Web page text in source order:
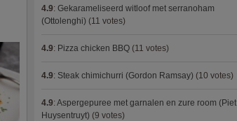
4.9: Gekarameliseerd witloof met serranoham
(Ottolenghi) (11 votes)
4.9: Pizza chicken BBQ (11 votes)
4.9: Steak chimichurri (Gordon Ramsay) (10 votes)
4.9: Aspergepuree met garnalen en zure room (Piet
Huysentruyt) (9 votes)